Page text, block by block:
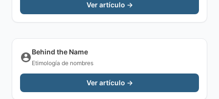
Ver artículo →
Behind the Name
Etimología de nombres
Ver artículo →